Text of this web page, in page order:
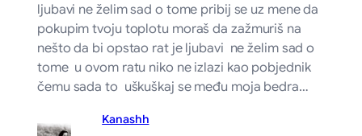
ljubavi ne želim sad o tome pribij se uz mene da
pokupim tvoju toplotu moraš da zažmuriš na
nešto da bi opstao rat je ljubavi ne želim sad o
tome u ovom ratu niko ne izlazi kao pobjednik
čemu sada to uškuškaj se među moja bedra…
Kanashh